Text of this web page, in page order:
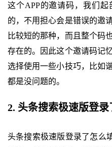
这个APP的邀请码，我们
的，不用担心会是错误的邀
比较短的那种，而且整个码
存在的。因此这个邀请码记
选择使用一些小技巧，比如
都是没问题的。
2. 头条搜索极速版登录
头条搜索极速版登录了怎么